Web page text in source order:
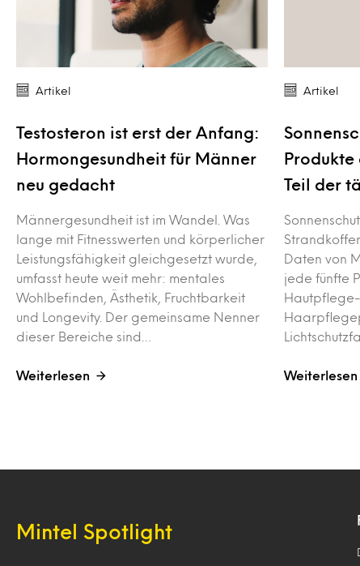
Artikel
Testosteron ist erst der Anfang:
Hormongesundheit für Männer
neu gedacht
Männergesundheit ist im Wandel. Was
lange mit Fitnesswerten und körperlicher
Leistungsfähigkeit gleichgesetzt wurde,
umfasst heute weit mehr: mentales
Wohlbefinden, Ästhetik, Fruchtbarkeit
und Longevity. Der gemeinsame Nenner
dieser Bereiche sind…
Weiterlesen
Artikel
Teil der
Daten von
jede fünfte
Weiterlesen
Mintel Spotlight